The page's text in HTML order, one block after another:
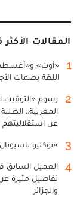
المقالات الأكثر
1
«أوت»
اللغة بصمات
2
رسوم «التوقيت
المغربية..
عن استقلاليتهم
3 «نوكليو
4
العميل
تفاصيل مثيرة عن
والجزائر